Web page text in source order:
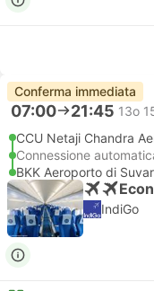
Conferma immediata
07:00 21:45 13o
CCU Netaji Chandra
Connessione
BKK Aeroporto di
IndiGo